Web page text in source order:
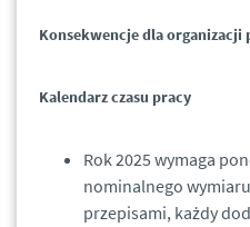
Konsekwencje dla organizacji
Kalendarz czasu pracy
Rok 2025 wymaga
nominalnego
przepisami, każdy